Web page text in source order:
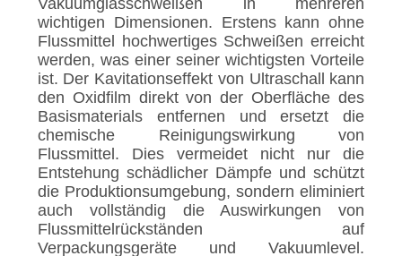
Vakuumglasschweißen in mehreren
wichtigen Dimensionen. Erstens kann ohne
Flussmittel hochwertiges Schweißen erreicht
werden, was einer seiner wichtigsten Vorteile
ist. Der Kavitationseffekt von Ultraschall kann
den Oxidfilm direkt von der Oberfläche des
Basismaterials entfernen und ersetzt die
chemische Reinigungswirkung von
Flussmittel. Dies vermeidet nicht nur die
Entstehung schädlicher Dämpfe und schützt
die Produktionsumgebung, sondern eliminiert
auch vollständig die Auswirkungen von
Flussmittelrückständen auf
Verpackungsgeräte und Vakuumlevel.